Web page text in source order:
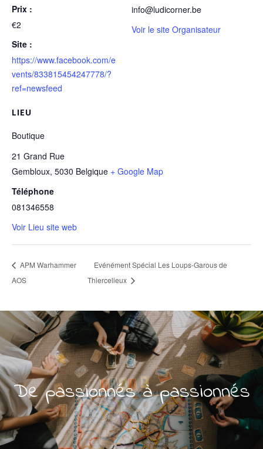
Prix :
€2
Site :
https://www.facebook.com/e
vents/833815454247778/?
ref=newsfeed
LIEU
Boutique
21 Grand Rue
Gembloux, 5030 Belgique + Google Map
Téléphone
081346558
Voir Lieu site web
info@ludicorner.be
Voir le site Organisateur
APM Warhammer
AOS
Evénément Spécial Les Loups-Garous de
Thiercelieux
De passionnés à passionnés